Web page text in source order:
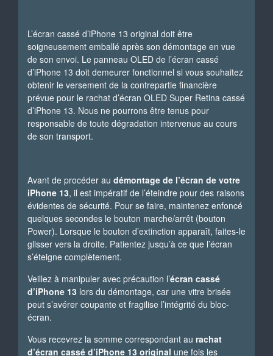
L’écran cassé d’iPhone 13 original doit être
soigneusement emballé après son démontage en vue
de son envoi. Le panneau OLED de l’écran cassé
d’iPhone 13 doit demeurer fonctionnel si vous souhaitez
obtenir le versement de la contrepartie financière
prévue pour le rachat d’écran OLED Super Retina cassé
d’iPhone 13. Nous ne pourrons être tenus pour
responsable de toute dégradation intervenue au cours
de son transport.
Avant de procéder au démontage de l’écran de votre
iPhone 13, il est impératif de l’éteindre pour des raisons
évidentes de sécurité. Pour se faire, maintenez enfoncé
quelques secondes le bouton marche/arrêt (bouton
Power). Lorsque le bouton d’extinction apparaît, faites-le
glisser vers la droite. Patientez jusqu’à ce que l’écran
s’éteigne complètement.
Veillez à manipuler avec précaution l’écran cassé
d’iPhone 13 lors du démontage, car une vitre brisée
peut s’avérer coupante et fragilise l’intégrité du bloc-
écran.
Vous recevrez la somme correspondant au rachat
d’écran cassé d’iPhone 13 original une fois les